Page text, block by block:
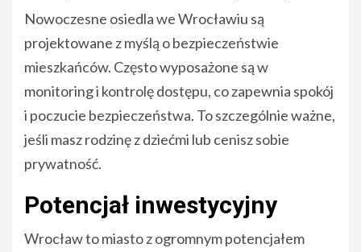
Nowoczesne osiedla we Wrocławiu są
projektowane z myślą o bezpieczeństwie
mieszkańców. Często wyposażone są w
monitoring i kontrolę dostępu, co zapewnia spokój
i poczucie bezpieczeństwa. To szczególnie ważne,
jeśli masz rodzinę z dziećmi lub cenisz sobie
prywatność.
Potencjał inwestycyjny
Wrocław to miasto z ogromnym potencjałem